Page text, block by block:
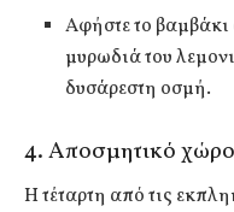
Αφήστε το βαμβάκι
μυρωδιά του
δυσάρεστη οσμή.
4. Αποσμητικό
Η τέταρτη από τις